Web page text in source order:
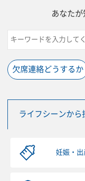
あなた
欠席連絡どうするか
ライフシーンから
妊娠・出